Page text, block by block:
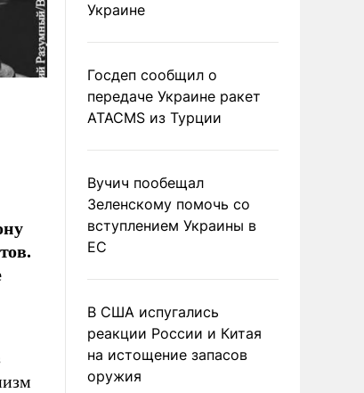
Украине
Госдеп сообщил о
передаче Украине ракет
ATACMS из Турции
Вучич пообещал
Зеленскому помочь со
вступлением Украины в
ЕС
В США испугались
реакции России и Китая
на истощение запасов
оружия